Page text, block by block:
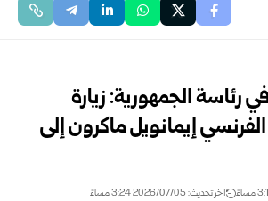
رئاسة الجمهورية: زيارة
إيمانويل ماكرون إلى
اخر تحديث: 2026/07/05 3:24 مساءً